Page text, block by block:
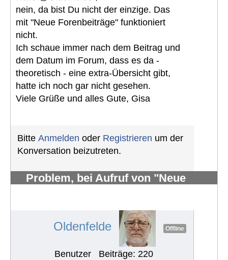
nein, da bist Du nicht der einzige. Das
mit "Neue Forenbeiträge" funktioniert
nicht.
Ich schaue immer nach dem Beitrag und
dem Datum im Forum, dass es da -
theoretisch - eine extra-Übersicht gibt,
hatte ich noch gar nicht gesehen.
Viele Grüße und alles Gute, Gisa
Bitte Anmelden oder Registrieren um der
Konversation beizutreten.
Problem, bei Aufruf von "Neue
Oldenfelde Offline
Benutzer Beiträge: 220